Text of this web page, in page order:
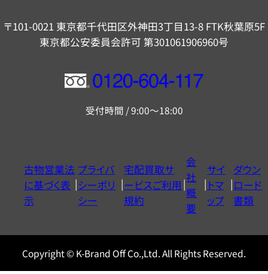
〒101-0021 東京都千代田区外神田3丁目13-8 FTK秋葉原5F
東京都公安委員会許可 第301061906960号
フ
ー
ヤ
ル
0120604117
受付時間 / 9:00～18:00
古物営業法
に基づく表
示
プライバ
シーポリ
シー
宅配買取サ
ービスご利用
規約
会
社
概
要
サイ
トマ
ップ
ダウン
ロード
書類
Copyright © K-Brand Off Co.,Ltd. All Rights Reserved.